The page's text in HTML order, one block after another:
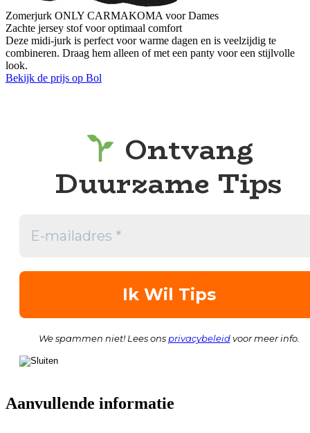
Zomerjurk ONLY CARMAKOMA voor Dames
Zachte jersey stof voor optimaal comfort
Deze midi-jurk is perfect voor warme dagen en is veelzijdig te
combineren. Draag hem alleen of met een panty voor een stijlvolle
look.
Bekijk de prijs op Bol
Ontvang
Duurzame Tips
We spammen niet! Lees ons privacybeleidvoor meer info.
Aanvullende informatie